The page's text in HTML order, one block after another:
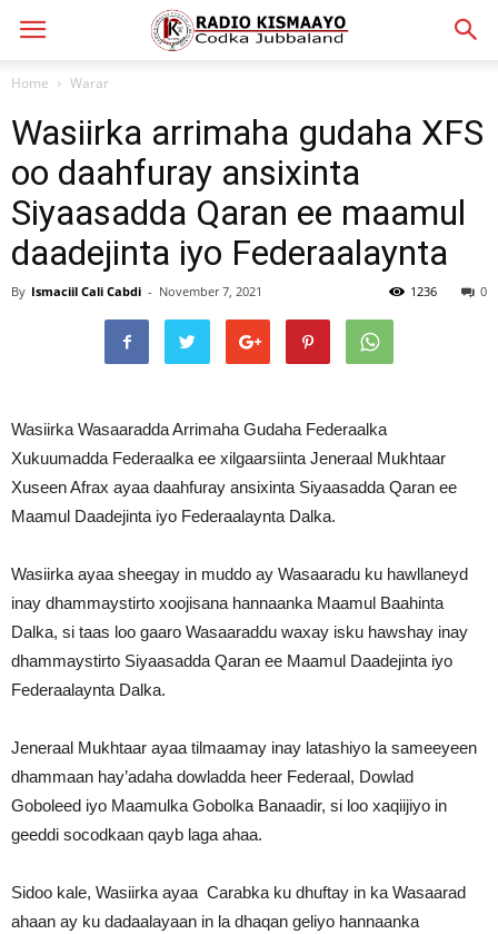
Home Warar
Wasiirka arrimaha gudaha XFS
oo daahfuray ansixinta
Siyaasadda Qaran ee maamul
daadejinta iyo Federaalaynta
By Ismaciil Cali Cabdi - November 7, 2021 0
1236
Wasiirka Wasaaradda Arrimaha Gudaha Federaalka
Xukuumadda Federaalka ee xilgaarsiinta Jeneraal Mukhtaar
Xuseen Afrax ayaa daahfuray ansixinta Siyaasadda Qaran ee
Maamul Daadejinta iyo Federaalaynta Dalka.
Wasiirka ayaa sheegay in muddo ay Wasaaradu ku hawllaneyd
inay dhammaystirto xoojisana hannaanka Maamul Baahinta
Dalka, si taas loo gaaro Wasaaraddu waxay isku hawshay inay
dhammaystirto Siyaasadda Qaran ee Maamul Daadejinta iyo
Federaalaynta Dalka.
Jeneraal Mukhtaar ayaa tilmaamay inay latashiyo la sameeyeen
dhammaan hay’adaha dowladda heer Federaal, Dowlad
Goboleed iyo Maamulka Gobolka Banaadir, si loo xaqiijiyo in
geeddi socodkaan qayb laga ahaa.
Sidoo kale, Wasiirka ayaa Carabka ku dhuftay in ka Wasaarad
ahaan ay ku dadaalayaan in la dhaqan geliyo hannaanka